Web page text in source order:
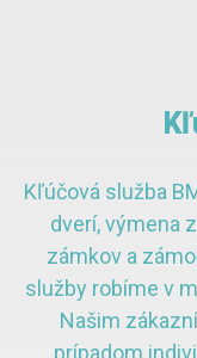
Kľúčová služba
dverí, výmena
zámkov a
služby robíme v
Našim
prípadom